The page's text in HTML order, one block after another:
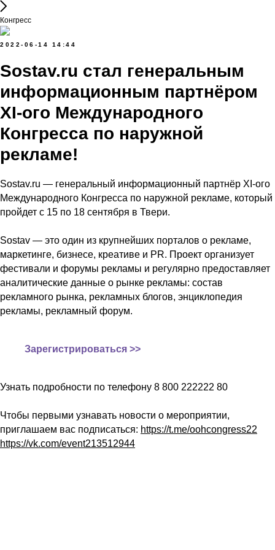
Конгресс
2022-06-14 14:44
Sostav.ru стал генеральным
информационным партнёром
XI-ого Международного
Конгресса по наружной
рекламе!
Sostav.ru — генеральный информационный партнёр XI-ого
Международного Конгресса по наружной рекламе, который
пройдет с 15 по 18 сентября в Твери.
Sostav — это один из крупнейших порталов о рекламе,
маркетинге, бизнесе, креативе и PR. Проект организует
фестивали и форумы рекламы и регулярно предоставляет
аналитические данные о рынке рекламы: состав
рекламного рынка, рекламных блогов, энциклопедия
рекламы, рекламный форум.
Зарегистрироваться >>
Узнать подробности по телефону 8 800 222222 80
Чтобы первыми узнавать новости о мероприятии,
приглашаем вас подписаться: https://t.me/oohcongress22
https://vk.com/event213512944